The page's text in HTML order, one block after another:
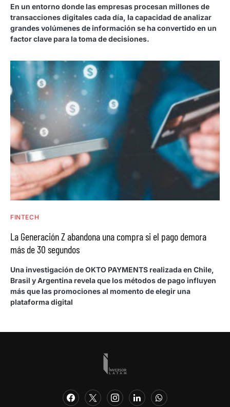
En un entorno donde las empresas procesan millones de
transacciones digitales cada día, la capacidad de analizar
grandes volúmenes de información se ha convertido en un
factor clave para la toma de decisiones.
FINTECH
La Generación Z abandona una compra si el pago demora
más de 30 segundos
Una investigación de OKTO PAYMENTS realizada en Chile,
Brasil y Argentina revela que los métodos de pago influyen
más que las promociones al momento de elegir una
plataforma digital